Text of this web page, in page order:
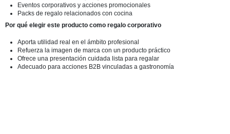
Eventos corporativos y acciones promocionales
Packs de regalo relacionados con cocina
Por qué elegir este producto como regalo corporativo
Aporta utilidad real en el ámbito profesional
Refuerza la imagen de marca con un producto práctico
Ofrece una presentación cuidada lista para regalar
Adecuado para acciones B2B vinculadas a gastronomía